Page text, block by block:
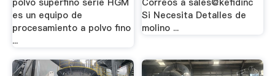
polvo superfino serie HGM
es un equipo de
procesamiento a polvo fino
...
Correos a sales@kefidinc
Si Necesita Detalles de
molino ...